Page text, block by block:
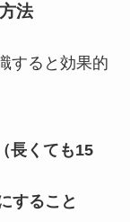
法
すると効果的
長くても15
すること